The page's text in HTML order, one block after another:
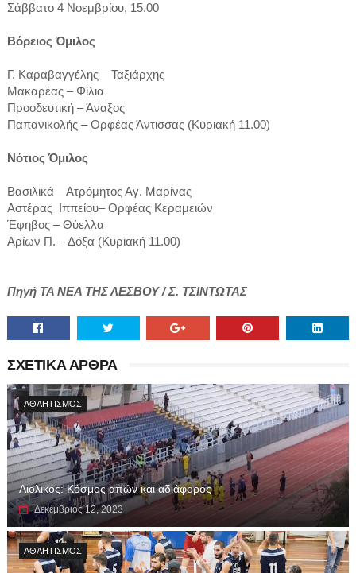
Σάββατο 4 Νοεμβρίου, 15.00
Βόρειος Όμιλος
Γ. Καραβαγγέλης – Ταξιάρχης
Μακαρέας – Φίλια
Προοδευτική – Άναξος
Παπανικολής – Ορφέας Άντισσας (Κυριακή 11.00)
Νότιος Όμιλος
Βασιλικά – Ατρόμητος Αγ. Μαρίνας
Αστέρας Ιππείου– Ορφέας Κεραμειών
Έφηβος – Θύελλα
Αρίων Π. – Δόξα (Κυριακή 11.00)
Πηγή ΤΑ ΝΕΑ ΤΗΣ ΛΕΣΒΟΥ / Σ. ΤΣΙΝΤΩΤΑΣ
ΣΧΕΤΙΚΑ ΑΡΘΡΑ
ΑΘΛΗΤΙΣΜΌΣ
Αιολικός: Κόσμος απών και αδιάφορος
Δεκέμβριος 12, 2023
ΑΘΛΗΤΙΣΜΌΣ